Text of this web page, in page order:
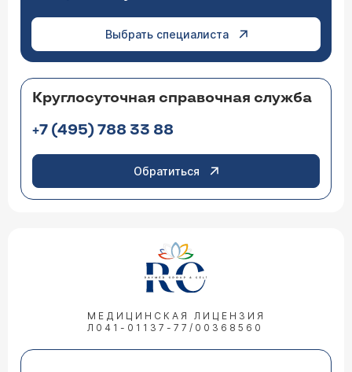
Выбрать специалиста
Круглосуточная справочная служба
+7 (495) 788 33 88
Обратиться
МЕДИЦИНСКАЯ ЛИЦЕНЗИЯ
Л041-01137-77/00368560